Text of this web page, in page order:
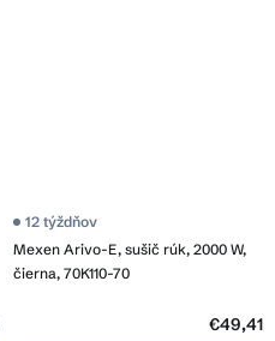
Mexen Arivo-E, sušič rúk, 2000 W,
čierna, 70K110-70
12 týždňov
€49,41